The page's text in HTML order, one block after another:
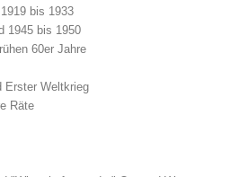
bis 1933
1945 bis 1950
60er Jahre
Erster Weltkrieg
Räte